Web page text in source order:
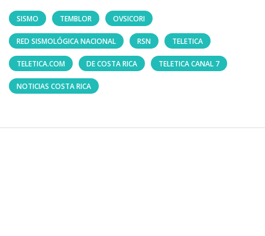
SISMO TEMBLOR OVSICORI
RED SISMOLÓGICA NACIONAL RSN TELETICA
TELETICA.COM DE COSTA RICA TELETICA CANAL 7
NOTICIAS COSTA RICA